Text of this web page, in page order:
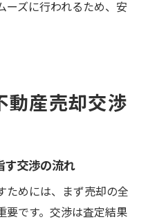
ズに行われるため、安
動産売却交渉
交渉の流れ
ためには、まず売却の全
要です。交渉は査定結果